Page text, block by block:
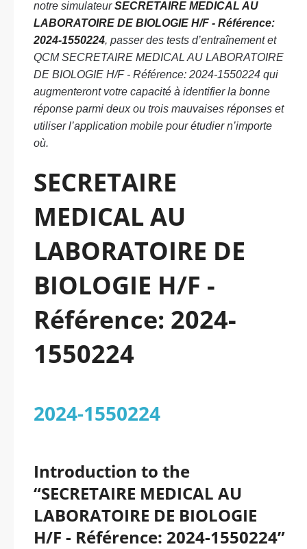
notre simulateurSECRETAIRE MEDICAL AU
LABORATOIRE DE BIOLOGIE H/F - Référence:
2024-1550224, passer des tests d’entraînement et
QCM SECRETAIRE MEDICAL AU LABORATOIRE
DE BIOLOGIE H/F - Référence: 2024-1550224 qui
augmenteront votre capacité à identifier la bonne
réponse parmi deux ou trois mauvaises réponses et
utiliser l’application mobile pour étudier n’importe
où.
SECRETAIRE
MEDICAL AU
LABORATOIRE DE
BIOLOGIE H/F -
Référence: 2024-
1550224
2024-1550224
Introduction to the
“SECRETAIRE MEDICAL AU
LABORATOIRE DE BIOLOGIE
H/F - Référence: 2024-1550224”